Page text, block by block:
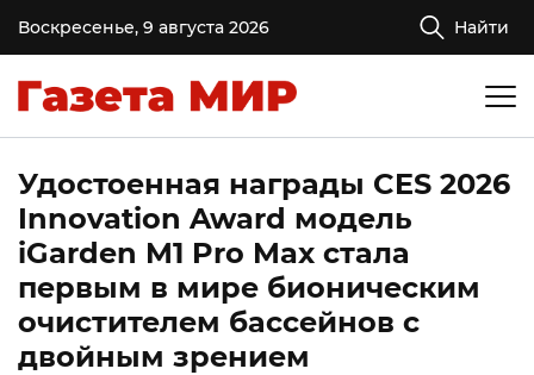
Воскресенье, 9 августа 2026 Найти
Удостоенная награды CES 2026
Innovation Award модель
iGarden M1 Pro Max стала
первым в мире бионическим
очистителем бассейнов с
двойным зрением